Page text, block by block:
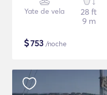
Yate de vela
28 ft
9 m
$753 /noche